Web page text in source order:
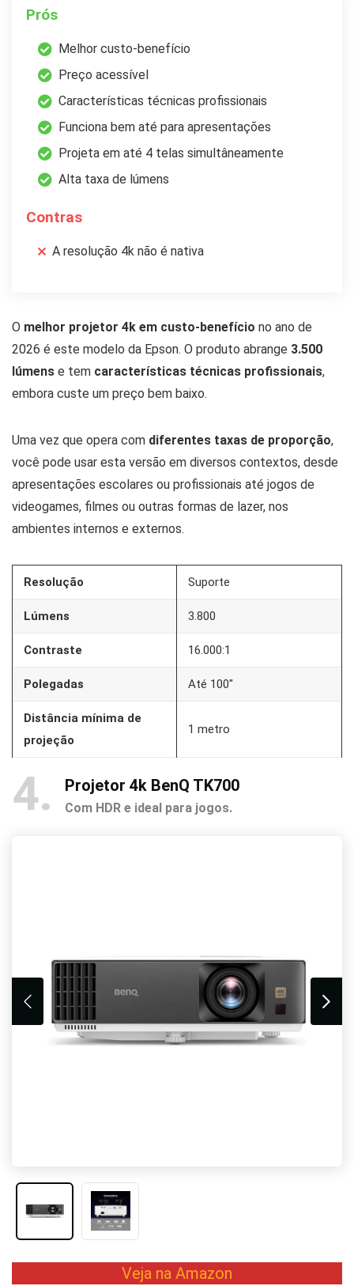
Prós
Melhor custo-benefício
Preço acessível
Características técnicas profissionais
Funciona bem até para apresentações
Projeta em até 4 telas simultâneamente
Alta taxa de lúmens
Contras
A resolução 4k não é nativa
O melhor projetor 4k em custo-benefício no ano de
2026 é este modelo da Epson. O produto abrange 3.500
lúmens e tem características técnicas profissionais,
embora custe um preço bem baixo.
Uma vez que opera com diferentes taxas de proporção,
você pode usar esta versão em diversos contextos, desde
apresentações escolares ou profissionais até jogos de
videogames, filmes ou outras formas de lazer, nos
ambientes internos e externos.
Resolução Suporte
Lúmens 3.800
Contraste 16.000:1
Polegadas Até 100″
Distância mínima de
projeção
1 metro
4 Projetor 4k BenQ TK700
Com HDR e ideal para jogos.
Veja na Amazon